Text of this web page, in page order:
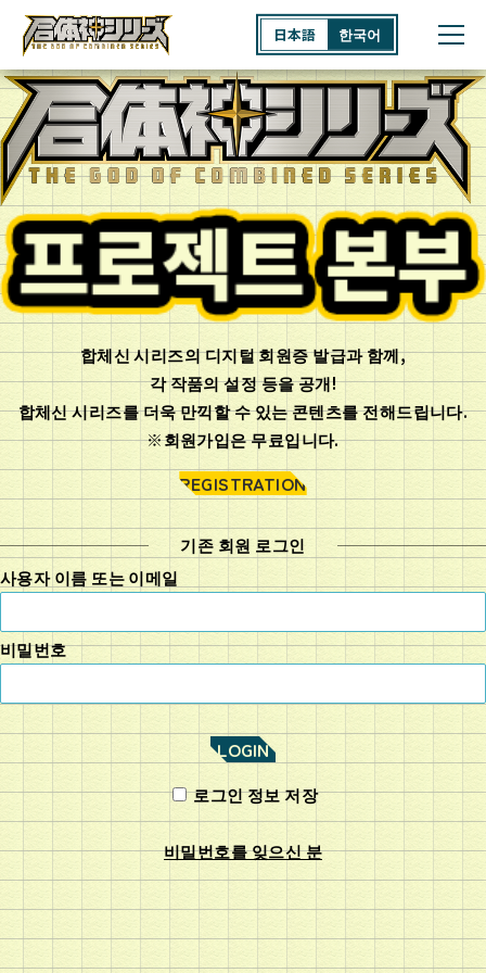
日本語 한국어
HOME
MEMBERS
합체신 시리즈의 디지털 회원증 발급과 함께,
각 작품의 설정 등을 공개!
합체신 시리즈를 더욱 만끽할 수 있는 콘텐츠를 전해드립니다.
※회원가입은 무료입니다.
REGISTRATION
기존 회원 로그인
사용자 이름 또는 이메일
비밀번호
로그인 정보 저장
비밀번호를 잊으신 분